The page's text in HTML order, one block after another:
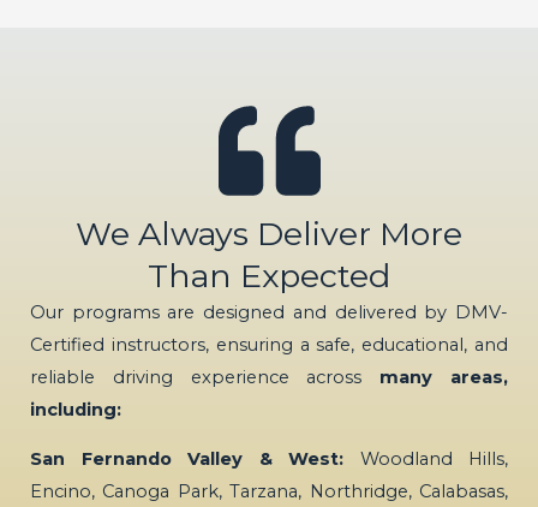
We Always Deliver More
Than Expected
Our programs are designed and delivered by DMV-
Certified instructors, ensuring a safe, educational, and
reliable driving experience across many areas,
including:
San Fernando Valley & West: Woodland Hills,
Encino, Canoga Park, Tarzana, Northridge, Calabasas,